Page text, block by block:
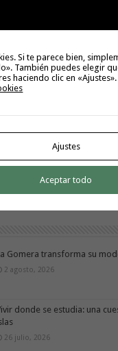
Gomera transforma su
2 agosto, 2026
donde se estudia: una
26 julio, 2026
Si te parece bien,
También puedes elegir
haciendo clic en
Ajustes
Aceptar todo